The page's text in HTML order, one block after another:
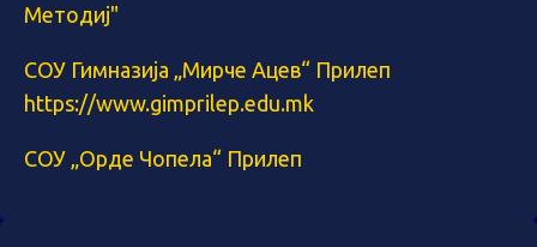
Методиј"
СОУ Гимназија „Мирче Ацев“ Прилеп
https://www.gimprilep.edu.mk
СОУ „Орде Чопела“ Прилеп